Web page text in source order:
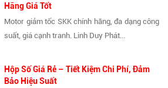
Hãng Giá Tốt
Motor giảm tốc SKK chính hãng, đa dạng công
suất, giá cạnh tranh. Linh Duy Phát...
Hộp Số Giá Rẻ – Tiết Kiệm Chi Phí, Đảm
Bảo Hiệu Suất